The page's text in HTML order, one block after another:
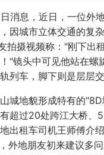
消息，近日，一位外
因城市立体交通的复
拍摄视频称："刚下出
"镜头中可见他站在螺
列车，脚下则是层层交
城地貌形成特有的
超过20处跨江大桥、
出租车司机王师傅介
外地朋友初来建议多
客体验重
晕"